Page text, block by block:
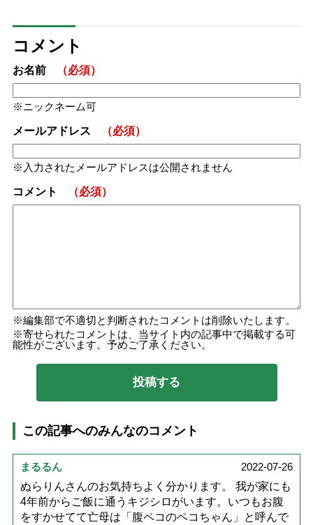
コメント
お名前 （必須）
ニックネーム可
メールアドレス （必須）
入力されたメールアドレスは公開されません
コメント （必須）
編集部で不適切と判断されたコメントは削除いたします。
寄せられたコメントは、当サイト内の記事中で掲載する可
能性がございます。予めご了承ください。
この記事へのみんなのコメント
まるるん
2022-07-26
ぬらりんさんのお気持ちよく分かります。 我が家にも
4年前からご飯に通うキジシロがいます。いつもお腹
をすかせてて亡母は「腹ペコのペコちゃん」と呼んで